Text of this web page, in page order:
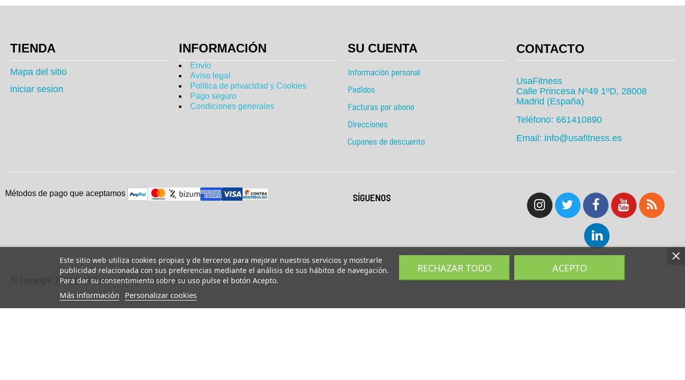
Este sitio web utiliza cookies propias y de terceros para mejorar nuestros servicios y mostrarle
publicidad relacionada con sus preferencias mediante el análisis de sus hábitos de navegación.
Para dar su consentimiento sobre su uso pulse el botón Acepto.
Más información Personalizar cookies
RECHAZAR TODO ACEPTO
TIENDA
Mapa del sitio
iniciar sesion
INFORMACIÓN
Envío
Aviso legal
Política de privacidad y Cookies
Pago seguro
Condiciones generales
SU CUENTA
Información personal
Pedidos
Facturas por abono
Direcciones
Cupones de descuento
CONTACTO
UsaFitness
Calle Princesa Nº49 1ºD, 28008
Madrid (España)
Teléfono: 661410890
Email: info@usafitness.es
Métodos de pago que aceptamos SÍGUENOS
© Copyright 2023 UsaFitness. All Rights Reserved.